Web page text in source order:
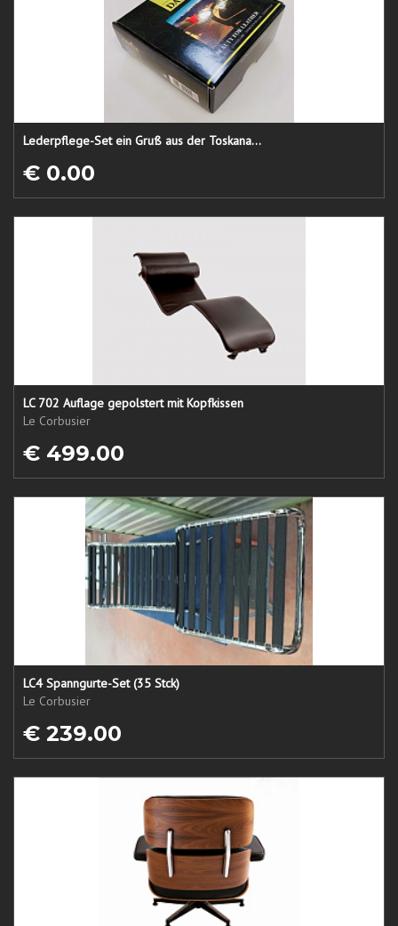
Lederpflege-Set ein Gruß aus der Toskana...
€ 0.00
LC 702 Auflage gepolstert mit Kopfkissen
Le Corbusier
€ 499.00
LC4 Spanngurte-Set (35 Stck)
Le Corbusier
€ 239.00